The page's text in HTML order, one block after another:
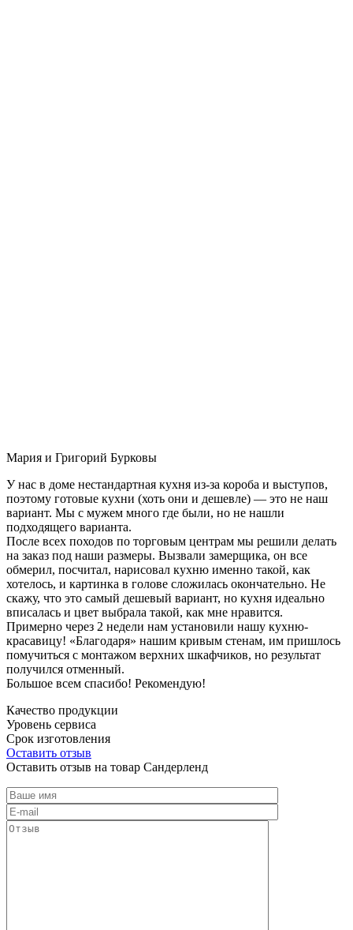
Мария и Григорий Бурковы
У нас в доме нестандартная кухня из-за короба и выступов,
поэтому готовые кухни (хоть они и дешевле) — это не наш
вариант. Мы с мужем много где были, но не нашли
подходящего варианта.
После всех походов по торговым центрам мы решили делать
на заказ под наши размеры. Вызвали замерщика, он все
обмерил, посчитал, нарисовал кухню именно такой, как
хотелось, и картинка в голове сложилась окончательно. Не
скажу, что это самый дешевый вариант, но кухня идеально
вписалась и цвет выбрала такой, как мне нравится.
Примерно через 2 недели нам установили нашу кухню-
красавицу! «Благодаря» нашим кривым стенам, им пришлось
помучиться с монтажом верхних шкафчиков, но результат
получился отменный.
Большое всем спасибо! Рекомендую!
Качество продукции
Уровень сервиса
Срок изготовления
Оставить отзыв
Оставить отзыв на товар Сандерленд